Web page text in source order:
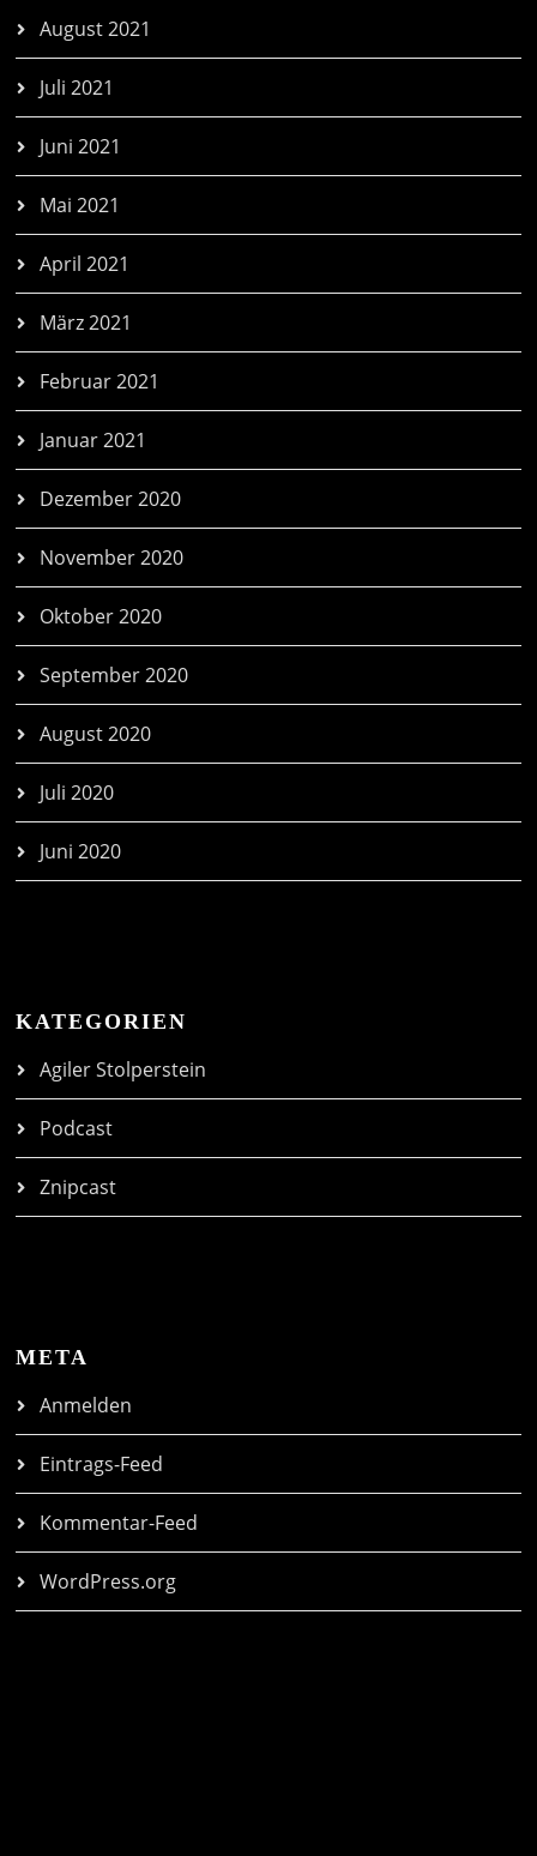
August 2021
Juli 2021
Juni 2021
Mai 2021
April 2021
März 2021
Februar 2021
Januar 2021
Dezember 2020
November 2020
Oktober 2020
September 2020
August 2020
Juli 2020
Juni 2020
KATEGORIEN
Agiler Stolperstein
Podcast
Znipcast
META
Anmelden
Eintrags-Feed
Kommentar-Feed
WordPress.org